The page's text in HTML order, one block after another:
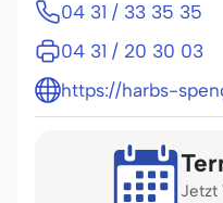
04 31 / 33 35 35
04 31 / 20 30 03
https://harbs-
Jetzt